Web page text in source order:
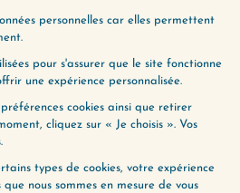
TOUS SES TALENTS
VIE D’EXPLORATEUR
NGO